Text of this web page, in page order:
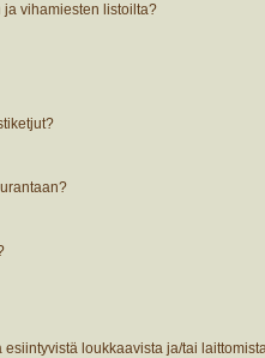
ja vihamiesten listoilta?
loukkaavista ja/tai